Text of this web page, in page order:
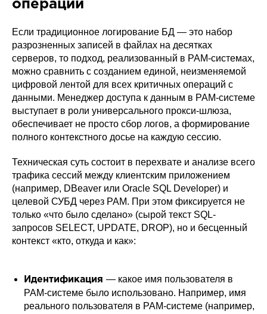
операций
Если традиционное логирование БД — это набор
разрозненных записей в файлах на десятках
серверов, то подход, реализованный в PAM-системах,
можно сравнить с созданием единой, неизменяемой
цифровой лентой для всех критичных операций с
данными. Менеджер доступа к данным в PAM-системе
выступает в роли универсального прокси-шлюза,
обеспечивает не просто сбор логов, а формирование
полного контекстного досье на каждую сессию.
Техническая суть состоит в перехвате и анализе всего
трафика сессий между клиентским приложением
(например, DBeaver или Oracle SQL Developer) и
целевой СУБД через PAM. При этом фиксируется не
только «что было сделано» (сырой текст SQL-
запросов SELECT, UPDATE, DROP), но и бесценный
контекст «кто, откуда и как»:
Идентификация — какое имя пользователя в
PAM-системе было использовано. Например, имя
реального пользователя в PAM-системе (например,